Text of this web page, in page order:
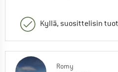
Kyllä, suosittelisin
Romy